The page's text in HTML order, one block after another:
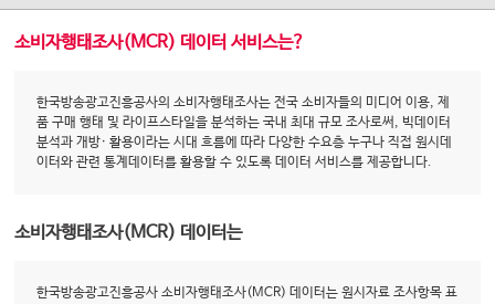
소비자행태조사(MCR) 데이터 서비스는?
한국방송광고진흥공사의 소비자행태조사는 전국 소비자들의 미디어 이용, 제
품 구매 행태 및 라이프스타일을 분석하는 국내 최대 규모 조사로써, 빅데이터
분석과 개방· 활용이라는 시대 흐름에 따라 다양한 수요층 누구나 직접 원시데
이터와 관련 통계데이터를 활용할 수 있도록 데이터 서비스를 제공합니다.
소비자행태조사(MCR) 데이터는
한국방송광고진흥공사 소비자행태조사(MCR) 데이터는 원시자료 조사항목 표